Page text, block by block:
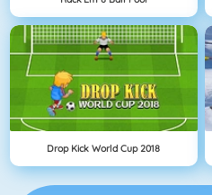
Drop Kick World Cup 2018